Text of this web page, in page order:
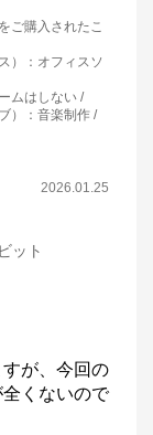
ご購入されたこ
）
： オフィスソ
ムはしない
）
： 音楽制作 /
2026.01.25
ット
が、今回の
くないので